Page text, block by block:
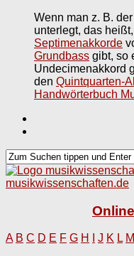
Wenn man z. B.
unterlegt, das
Septimenakkorde
Grundbass gibt, so
Undecimenakkord
den Quintquarten-
Handwörterbuch
musikwissenschaften.de
A B C D E F G H J K L M